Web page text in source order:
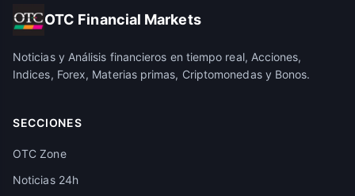
OTC Financial Markets
Noticias y Análisis financieros en tiempo real, Acciones,
Indices, Forex, Materias primas, Criptomonedas y Bonos.
SECCIONES
OTC Zone
Noticias 24h